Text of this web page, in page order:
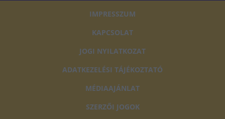
IMPRESSZUM
KAPCSOLAT
JOGI NYILATKOZAT
ADATKEZELÉSI TÁJÉKOZTATÓ
MÉDIAAJÁNLAT
SZERZŐI JOGOK